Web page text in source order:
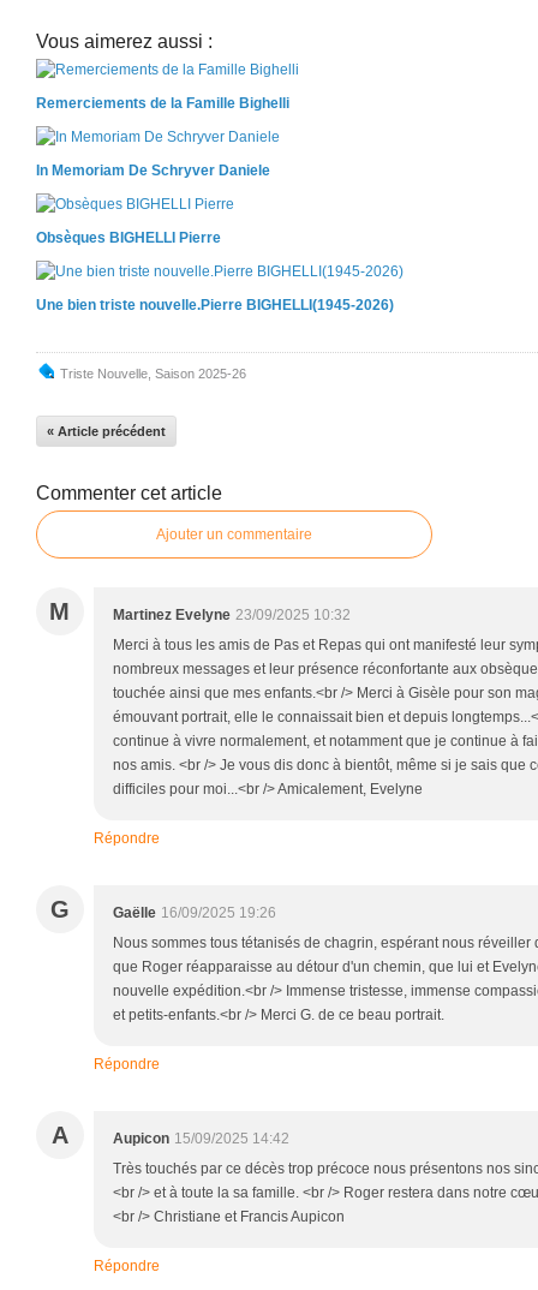
Vous aimerez aussi :
Remerciements de la Famille Bighelli
In Memoriam De Schryver Daniele
Obsèques BIGHELLI Pierre
Une bien triste nouvelle.Pierre BIGHELLI(1945-2026)
Triste Nouvelle Saison 2025-26
« Article précédent
Commenter cet article
Ajouter un commentaire
M Martinez Evelyne 23/09/2025 10:32
Merci à tous les amis de Pas et Repas qui ont manifesté leur
nombreux messages et leur présence réconfortante aux
touchée ainsi que mes enfants.<br /> Merci à Gisèle pour son
émouvant portrait, elle le connaissait bien et depuis
continue à vivre normalement, et notamment que je continue à
nos amis. <br /> Je vous dis donc à bientôt, même si je sais que
difficiles pour moi...<br /> Amicalement, Evelyne
Répondre
G Gaëlle 16/09/2025 19:26
Nous sommes tous tétanisés de chagrin, espérant nous réveiller
que Roger réapparaisse au détour d'un chemin, que lui et
nouvelle expédition.<br /> Immense tristesse, immense
et petits-enfants.<br /> Merci G. de ce beau portrait.
Répondre
A Aupicon 15/09/2025 14:42
Très touchés par ce décès trop précoce nous présentons nos
<br /> et à toute la sa famille. <br /> Roger restera dans notre
<br /> Christiane et Francis Aupicon
Répondre